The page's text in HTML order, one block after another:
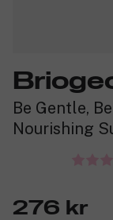
Be Gentle,
Nourishing
276 kr